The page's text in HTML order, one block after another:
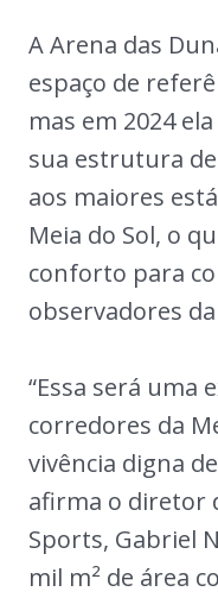
A Arena das
espaço de
mas em 2024
sua estrutura
aos maiores
Meia do Sol, o
conforto para
observadores
“Essa será uma
corredores da
vivência digna
afirma o diretor
Sports, Gabriel
mil m² de área